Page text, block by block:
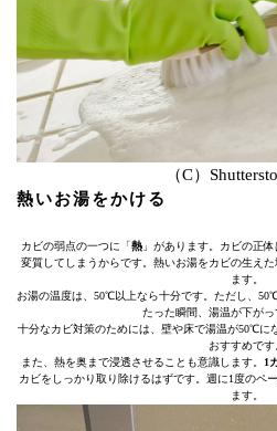
（C）
熱いお湯をかける
カビの弱点の一つに「熱 」があります。カビの正
変質してしまうからです。熱いお湯をカビの生え
ます。
お湯の温度は、50℃以上なら十分です。ただし、
たった瞬間、湯温が下がっ
十分なカビ対策のためには、壁や床で湯温が50℃に
おすすめです
また、熱を奥まで浸透させることも意識します。 1
カビをしっかり取り除けるはずです。週に1度のペ
ます。